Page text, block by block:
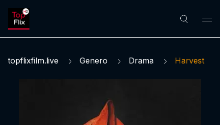
topflixfilm.live Genero Drama Harvest